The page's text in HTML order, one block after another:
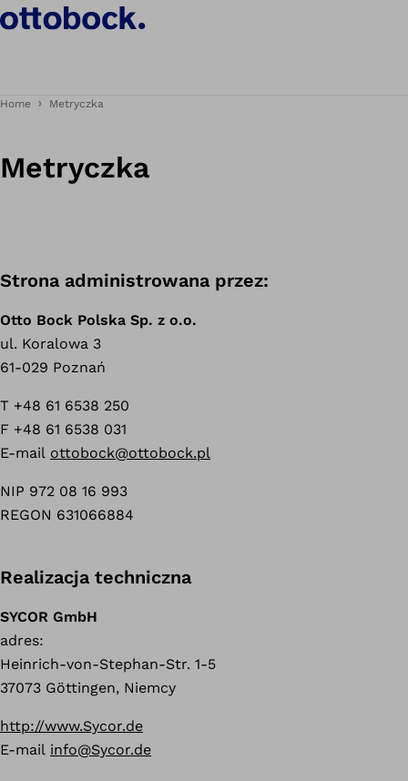
Home Metryczka
Metryczka
Strona administrowana przez:
Otto Bock Polska Sp. z o.o.
ul. Koralowa 3
61-029 Poznań
T +48 61 6538 250
F +48 61 6538 031
E-mail ottobock@ottobock.pl
NIP 972 08 16 993
REGON 631066884
Realizacja techniczna
SYCOR GmbH
adres:
Heinrich-von-Stephan-Str. 1-5
37073 Göttingen, Niemcy
http://www.Sycor.de
E-mail info@Sycor.de